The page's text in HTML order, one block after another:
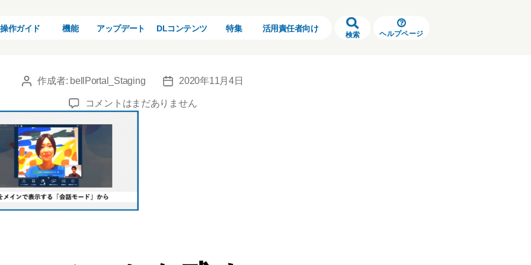
操作ガイド 機能 アップデート DLコンテンツ 特集 活用責任者向け
検索 ヘルプページ
01
投
者
作成者: bellPortal_Staging
投
日
2020年11月4日
01
の
コメントはまだありません